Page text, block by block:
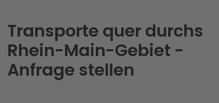
Transporte quer durchs
Rhein-Main-Gebiet -
Anfrage stellen